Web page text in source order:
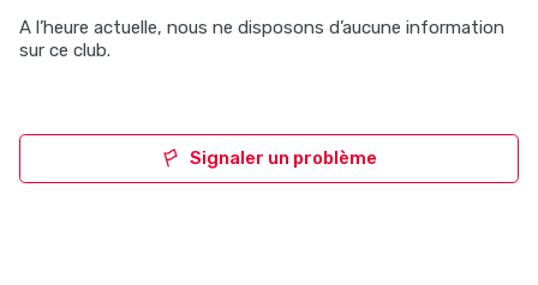
A l’heure actuelle, nous ne disposons d’aucune information
sur ce club.
Signaler un problème